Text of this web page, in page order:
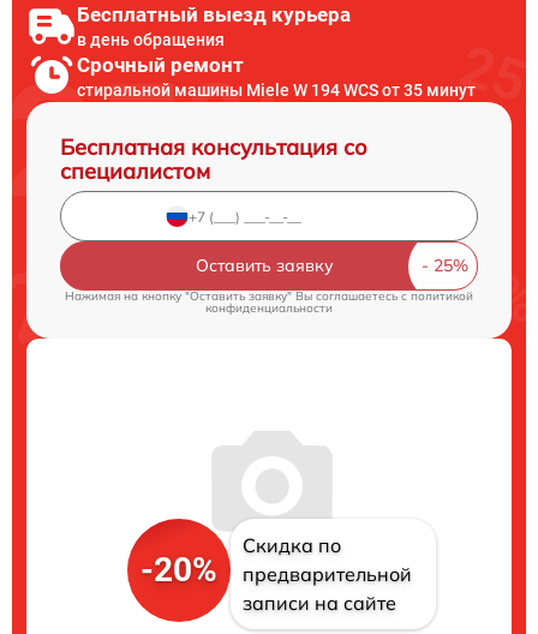
Бесплатный выезд курьера
в день обращения
Срочный ремонт
стиральной машины Miele W 194 WCS от 35 минут
Бесплатная консультация со
специалистом
Оставить заявку
Нажимая на кнопку "Оставить заявку" Вы соглашаетесь cполитикой
конфиденциальности
-20%
Скидка по
предварительной
записи на сайте